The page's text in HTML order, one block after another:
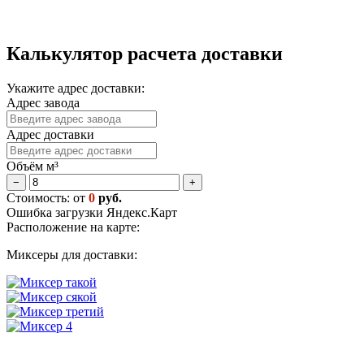
Калькулятор расчета доставки
Укажите адрес доставки:
Адрес завода
Адрес доставки
Объём м³
− +
Стоимость: от 0 руб.
Ошибка загрузки Яндекс.Карт
Расположение на карте:
Миксеры для доставки: